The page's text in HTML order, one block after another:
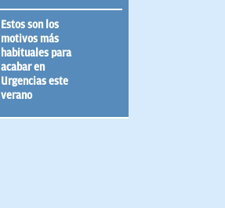
Estos son los
motivos más
habituales para
acabar en
Urgencias este
verano